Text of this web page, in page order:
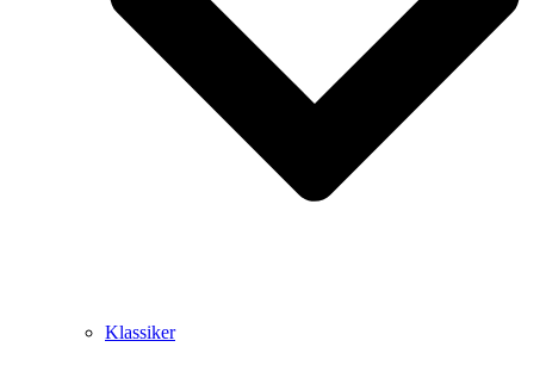
Klassiker